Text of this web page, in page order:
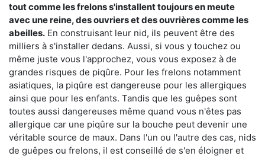
tout comme les frelons s'installent toujours en meute
avec une reine, des ouvriers et des ouvrières comme les
abeilles. En construisant leur nid, ils peuvent être des
milliers à s'installer dedans. Aussi, si vous y touchez ou
même juste vous l'approchez, vous vous exposez à de
grandes risques de piqûre. Pour les frelons notamment
asiatiques, la piqûre est dangereuse pour les allergiques
ainsi que pour les enfants. Tandis que les guêpes sont
toutes aussi dangereuses même quand vous n'êtes pas
allergique car une piqûre sur la bouche peut devenir une
véritable source de maux. Dans l'un ou l'autre des cas, nids
de guêpes ou frelons, il est conseillé de s'en éloigner et